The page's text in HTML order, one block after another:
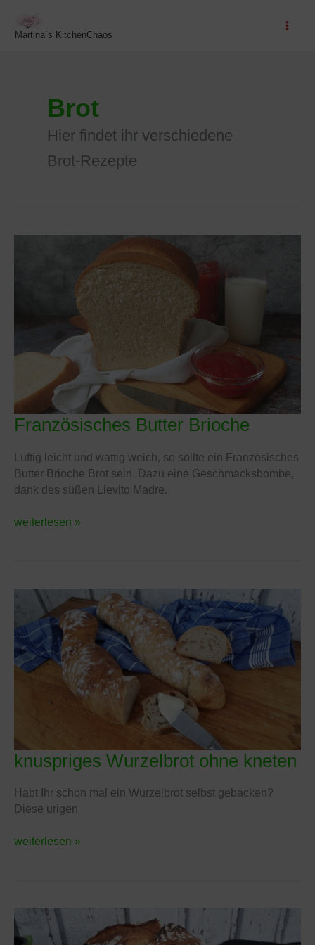
Inhalt
springen
Martina´s KitchenChaos
Brot
Hier findet ihr verschiedene
Brot-Rezepte
Französisches Butter Brioche
Luftig leicht und wattig weich, so sollte ein Französisches
Butter Brioche Brot sein. Dazu eine Geschmacksbombe,
dank des süßen Lievito Madre.
Französisches
Brioche
weiterlesen »
knuspriges Wurzelbrot ohne kneten
Habt Ihr schon mal ein Wurzelbrot selbst gebacken?
Diese urigen
knuspriges
Wurzelbrot
ohne
kneten
weiterlesen »